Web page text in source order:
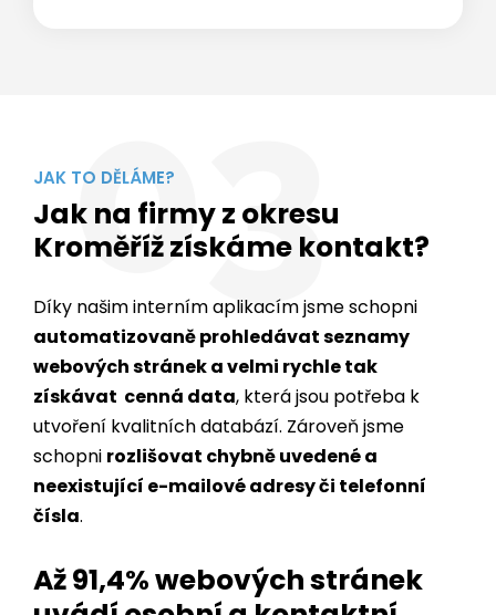
03
Jak na firmy z okresu
Kroměříž získáme kontakt?
Díky našim interním aplikacím jsme schopni
webových stránek a velmi rychle tak
získávat cenná data, která jsou potřeba k
utvoření kvalitních databází. Zároveň jsme
schopnirozlišovat chybně uvedené a
neexistující e-mailové adresy či telefonní
čísla.
Až 91,4% webových stránek
uvádí osobní a kontaktní
údaje